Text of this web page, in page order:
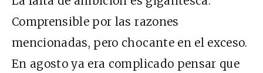
Comprensible por las razones
mencionadas, pero chocante en el exceso.
En agosto ya era complicado pensar que